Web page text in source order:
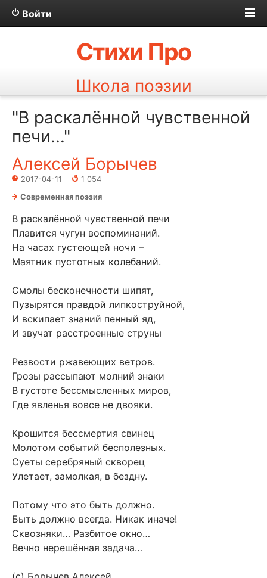
Войти
Стихи Про
Школа поэзии
"В раскалённой чувственной
печи..."
Алексей Борычев
2017-04-11
1 054
Современная поэзия
В раскалённой чувственной печи
Плавится чугун воспоминаний.
На часах густеющей ночи –
Маятник пустотных колебаний.
Смолы бесконечности шипят,
Пузырятся правдой липкоструйной,
И вскипает знаний пенный яд,
И звучат расстроенные струны
Резвости ржавеющих ветров.
Грозы рассыпают молний знаки
В густоте бессмысленных миров,
Где явленья вовсе не двояки.
Крошится бессмертия свинец
Молотом событий бесполезных.
Суеты серебряный скворец
Улетает, замолкая, в бездну.
Потому что это быть должно.
Быть должно всегда. Никак иначе!
Сквозняки… Разбитое окно…
Вечно нерешённая задача…